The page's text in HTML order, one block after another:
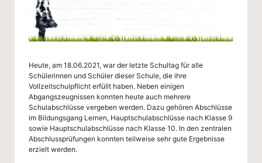
S
c
h
ul
e
W
u
Heute, am 18.06.2021, war der letzte Schultag für alle
Schülerinnen und Schüler dieser Schule, die ihre
Vollzeitschulpflicht erfüllt haben. Neben einigen
Abgangszeugnissen konnten heute auch mehrere
Schulabschlüsse vergeben werden. Dazu gehören Abschlüsse
im Bildungsgang Lernen, Hauptschulabschlüsse nach Klasse 9
sowie Hauptschulabschlüsse nach Klasse 10. In den zentralen
Abschlussprüfungen konnten teilweise sehr gute Ergebnisse
erzielt werden.